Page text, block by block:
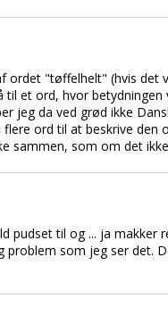
ordet "tøffelhelt" (hvis det
et ord, hvor betydningen
jeg da ved grød ikke
ord til at beskrive den
sammen, som om det
pudset til og ... ja makker
problem som jeg ser det.